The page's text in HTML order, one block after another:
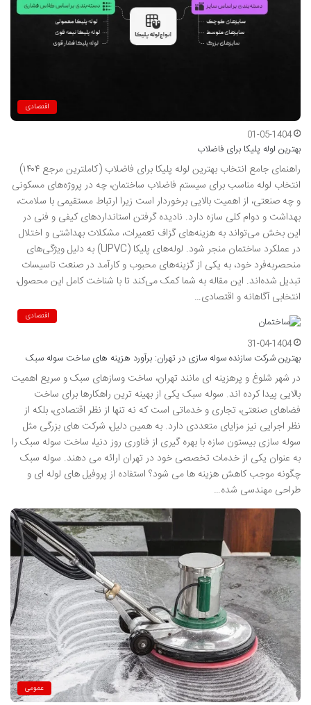
اقتصادی
01-05-1404
بهترین لوله پلیکا برای فاضلاب
راهنمای جامع انتخاب بهترین لوله پلیکا برای فاضلاب (کاملترین مرجع ۱۴۰۴)
انتخاب لوله مناسب برای سیستم فاضلاب ساختمان، چه در پروژه‌های مسکونی
و چه صنعتی، از اهمیت بالایی برخوردار است زیرا ارتباط مستقیمی با سلامت،
بهداشت و دوام کلی سازه دارد. نادیده گرفتن استانداردهای کیفی و فنی در
این بخش می‌تواند به هزینه‌های گزاف تعمیرات، مشکلات بهداشتی و اختلال
در عملکرد ساختمان منجر شود. لوله‌های پلیکا (UPVC) به دلیل ویژگی‌های
منحصربه‌فرد خود، به یکی از گزینه‌های محبوب و کارآمد در صنعت تاسیسات
تبدیل شده‌اند. این مقاله به شما کمک می‌کند تا با شناخت کامل این محصول،
انتخابی آگاهانه و اقتصادی…
اقتصادی
31-04-1404
بهترین شرکت سازنده سوله سازی در تهران: برآورد هزینه های ساخت سوله سبک
در شهر شلوغ و پرهزینه ای مانند تهران، ساخت وسازهای سبک و سریع اهمیت
بالایی پیدا کرده اند. سوله سبک یکی از بهینه ترین راهکارها برای ساخت
فضاهای صنعتی، تجاری و خدماتی است که نه تنها از نظر اقتصادی، بلکه از
نظر اجرایی نیز مزایای متعددی دارد. به همین دلیل، شرکت های بزرگی مثل
سوله سازی بیستون سازه با بهره گیری از فناوری روز دنیا، ساخت سوله سبک را
به عنوان یکی از خدمات تخصصی خود در تهران ارائه می دهند. سوله سبک
چگونه موجب کاهش هزینه ها می شود؟ استفاده از پروفیل های لوله ای و
طراحی مهندسی شده…
عمومی